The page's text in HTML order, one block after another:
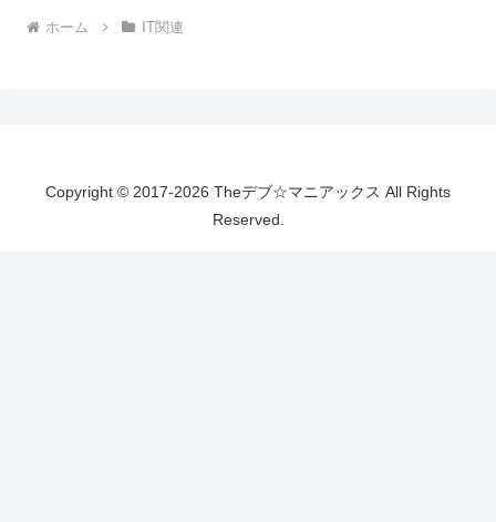
ホーム IT関連
Copyright © 2017-2026 Theデブ☆マニアックス All Rights
Reserved.